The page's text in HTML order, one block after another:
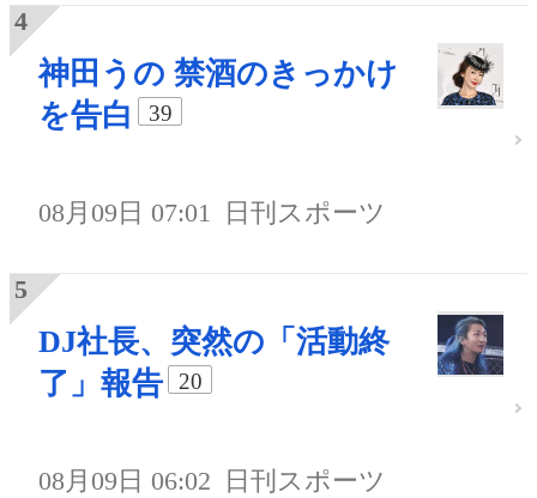
神田うの 禁酒のきっかけ
を告白
39
08月09日 07:01 日刊スポーツ
DJ社長、突然の「活動終
了」報告
20
08月09日 06:02 日刊スポーツ